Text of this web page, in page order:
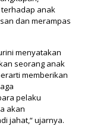
anak
dan merampas
menyatakan
seorang anak
memberikan
pelaku
akan
jahat,“ ujarnya.